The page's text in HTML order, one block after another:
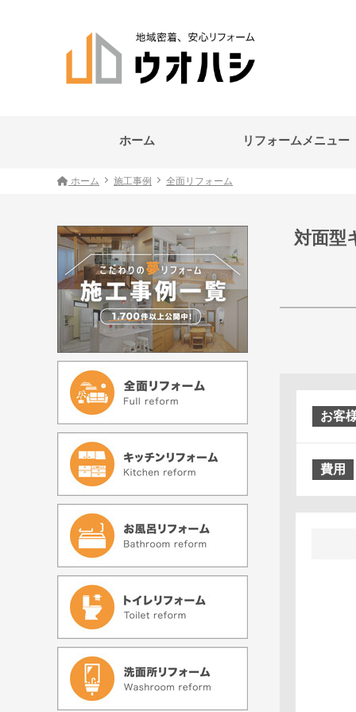
ホーム リフォームメニュー
ホーム 施工事例 全面リフォーム
対面型
お客
費用